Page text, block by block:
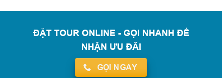
ĐẶT TOUR ONLINE - GỌI NHANH ĐỂ
NHẬN ƯU ĐÃI
GỌI NGAY